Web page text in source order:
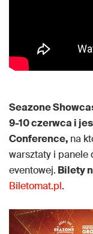
Seazone
9-10 czerwca i
Conference, na
warsztaty i panele
eventowej. Bilety
Biletomat.pl.